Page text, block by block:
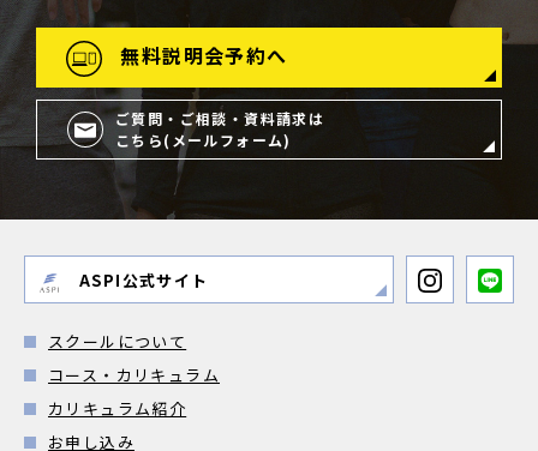
無料説明会予約へ
ご質問・ご相談・資料請求は
こちら(メールフォーム)
ASPI公式サイト
スクールについて
コース・カリキュラム
カリキュラム紹介
お申し込み